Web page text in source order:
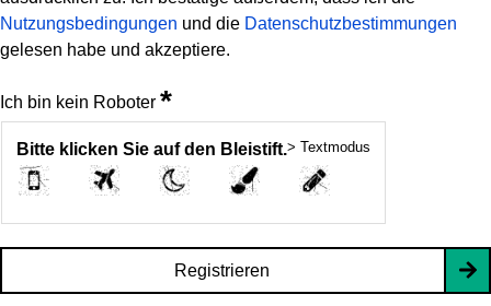
Nutzungsbedingungen und die Datenschutzbestimmungen
gelesen habe und akzeptiere.
Ich bin kein Roboter *
Bitte klicken Sie auf den Bleistift.> Textmodus
Registrieren